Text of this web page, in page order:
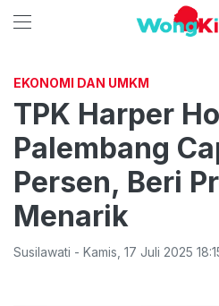
EKONOMI DAN UMKM
TPK Harper
Palembang
Persen, Beri
Menarik
Susilawati - Kamis 17 Juli 2025